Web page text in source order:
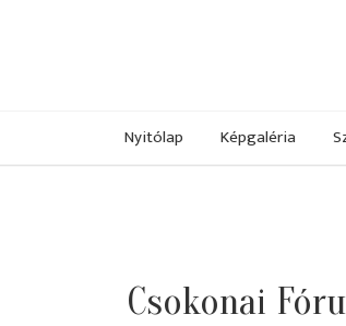
Nyitólap Képgaléria
Csokonai